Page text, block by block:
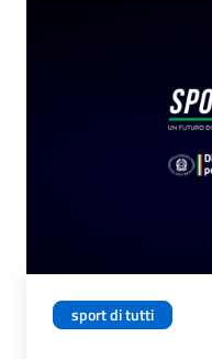
sport di tutti